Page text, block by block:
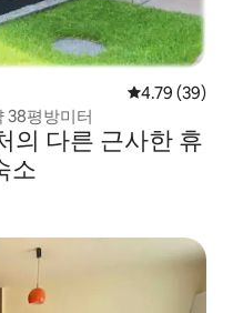
평점 4.79점(5
4.79 (39)
38평방미터
의 다른 근사한 휴
소